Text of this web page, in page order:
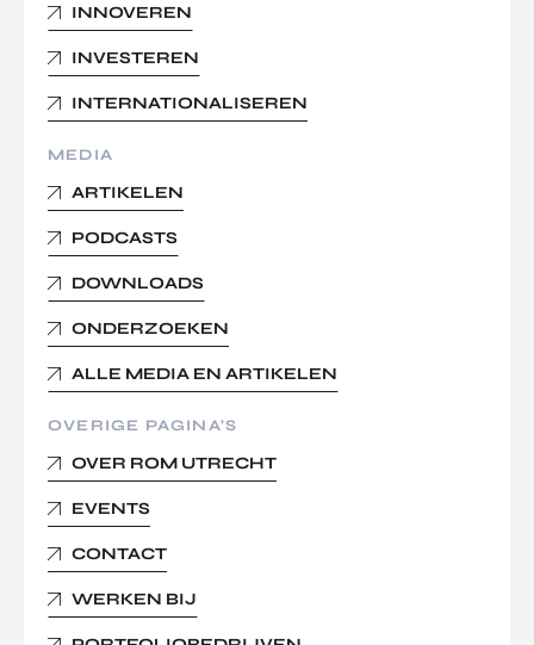
INNOVEREN
INVESTEREN
INTERNATIONALISEREN
MEDIA
ARTIKELEN
PODCASTS
DOWNLOADS
ONDERZOEKEN
ALLE MEDIA EN ARTIKELEN
OVERIGE PAGINA’S
OVER ROM UTRECHT
EVENTS
CONTACT
WERKEN BIJ